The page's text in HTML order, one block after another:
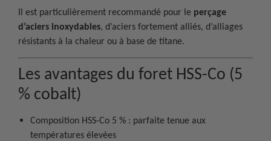
Il est particulièrement recommandé pour le perçage
d’aciers inoxydables, d’aciers fortement alliés, d’alliages
résistants à la chaleur ou à base de titane.
Les avantages du foret HSS-Co (5
% cobalt)
Composition HSS-Co 5 % : parfaite tenue aux
températures élevées